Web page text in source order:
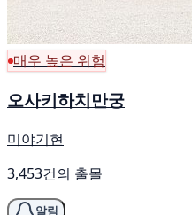
매우 높은 위험
오사키하치만궁
미야기현
3,453건의 출몰
알림